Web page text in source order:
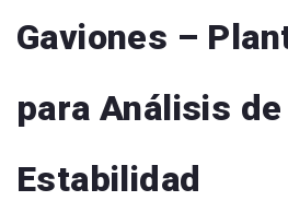
Gaviones –
para Análisis de
Estabilidad